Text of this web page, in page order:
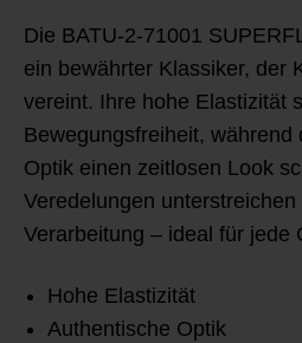
Die BATU-2-71001
ein bewährter Klassiker, der
vereint. Ihre hohe Elastizität
Bewegungsfreiheit, während
Optik einen zeitlosen Look
Veredelungen
Verarbeitung – ideal für jede
Hohe Elastizität
Authentische Optik